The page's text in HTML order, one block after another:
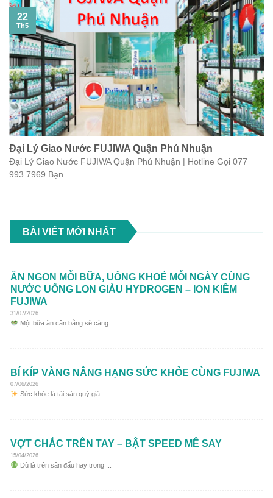
Đại Lý Giao Nước FUJIWA Quận Phú Nhuận
Đại Lý Giao Nước FUJIWA Quận Phú Nhuận | Hotline Gọi 077
993 7969 Bạn ...
22
Th5
BÀI VIẾT MỚI NHẤT
ĂN NGON MỖI BỮA, UỐNG KHOẺ MỖI NGÀY CÙNG
NƯỚC UỐNG LON GIÀU HYDROGEN – ION KIỀM
FUJIWA
31/07/2026
Một bữa ăn cân bằng sẽ càng ...
BÍ KÍP VÀNG NÂNG HẠNG SỨC KHỎE CÙNG FUJIWA
07/06/2026
Sức khỏe là tài sản quý giá ...
VỢT CHẮC TRÊN TAY – BẬT SPEED MÊ SAY
15/04/2026
Dù là trên sân đấu hay trong ...